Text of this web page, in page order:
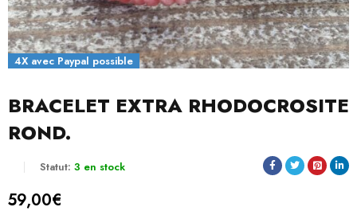
4X avec Paypal possible
BRACELET EXTRA RHODOCROSITE
ROND.
Statut: 3 en stock
59,00€